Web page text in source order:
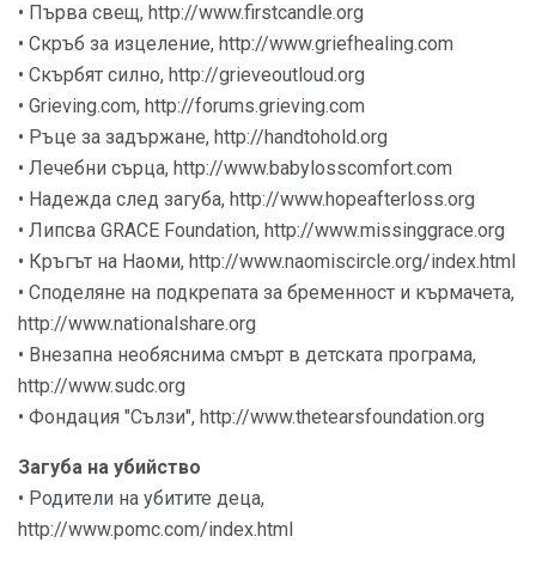
• Първа свещ, http://www.firstcandle.org
• Скръб за изцеление, http://www.griefhealing.com
• Скърбят силно, http://grieveoutloud.org
• Grieving.com, http://forums.grieving.com
• Ръце за задържане, http://handtohold.org
• Лечебни сърца, http://www.babylosscomfort.com
• Надежда след загуба, http://www.hopeafterloss.org
• Липсва GRACE Foundation, http://www.missinggrace.org
• Кръгът на Наоми, http://www.naomiscircle.org/index.html
• Споделяне на подкрепата за бременност и кърмачета,
http://www.nationalshare.org
• Внезапна необяснима смърт в детската програма,
http://www.sudc.org
• Фондация "Сълзи", http://www.thetearsfoundation.org
Загуба на убийство
• Родители на убитите деца,
http://www.pomc.com/index.html